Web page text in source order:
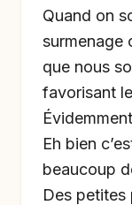
Quand on
surmenage
que nous
favorisant
Eh bien
beaucoup
Des petites